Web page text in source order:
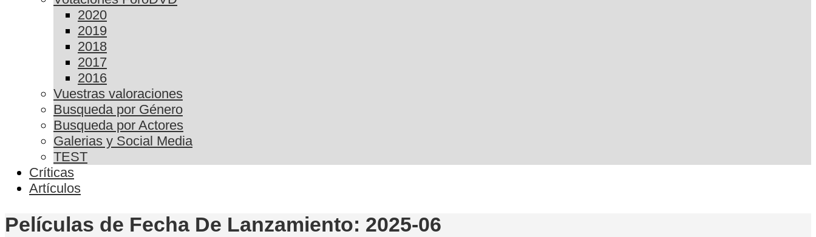
2020
2019
2018
2017
2016
Vuestras valoraciones
Busqueda por Género
Busqueda por Actores
Galerias y Social Media
TEST
Críticas
Artículos
Películas de Fecha De Lanzamiento: 2025-06